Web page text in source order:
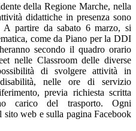
della Regione Marche, nella
didattiche in presenza sono
partire da sabato 6 marzo, si
come da Piano per la DDI
secondo il quadro orario
nelle Classroom delle diverse
di svolgere attività in
nelle ore di servizio
previa richiesta scritta
carico del trasporto. Ogni
sito web e sulla pagina Facebook